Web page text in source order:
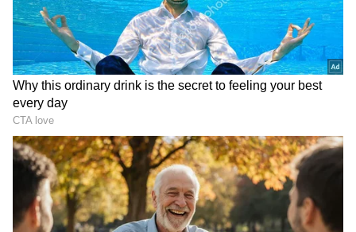
ಮಹಾತ್ಮಾ ಗಾಂಧಿ ನಗರ ವಿಕಾಸ ಯೋಜನೆ 2.0 ಅಡಿ
ಕಲಬುರಗಿ ಮತ್ತು ಬಳ್ಳಾರಿ ಮಹಾನಗರ ಪಾಲಿಕೆಗಳಲ್ಲಿ
DOWNLOAD APP